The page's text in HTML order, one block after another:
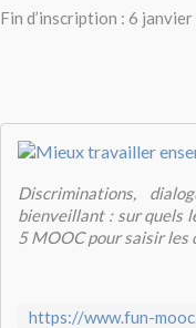
Fin d’inscription : 6
Discriminations,
bienveillant : sur quels
5 MOOC pour saisir les